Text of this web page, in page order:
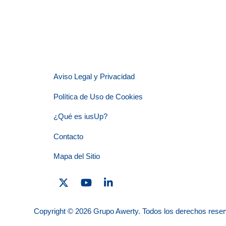
Aviso Legal y Privacidad
Política de Uso de Cookies
¿Qué es iusUp?
Contacto
Mapa del Sitio
YouTube
Copyright © 2026 Grupo Awerty. Todos los derechos